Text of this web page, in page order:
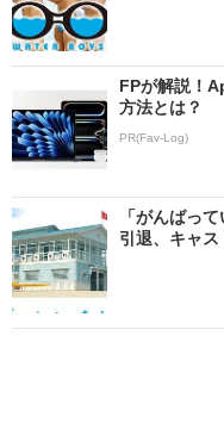
FPが解説！
方法とは？
PR(Fav-Log)
「がんばっ
引退、キャ